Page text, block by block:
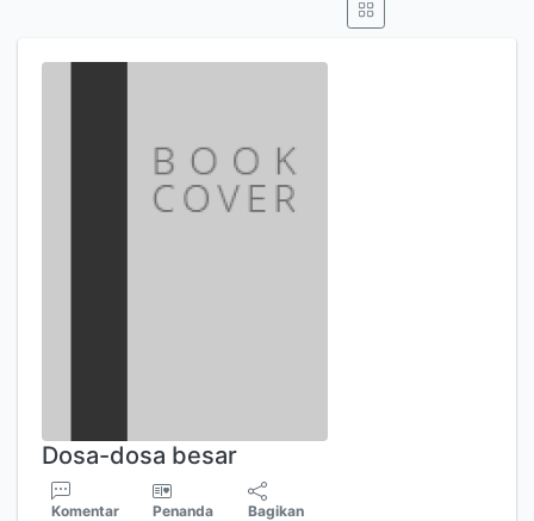
Dosa-dosa besar
Komentar Penanda Bagikan